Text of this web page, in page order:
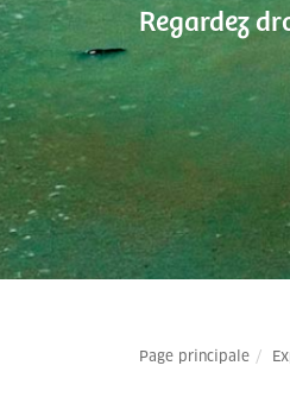
Regardez
Page principale